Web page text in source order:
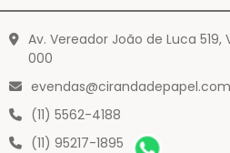
Av. Vereador João de Luca 519,
000
(11) 5562-4188
(11) 95217-1895